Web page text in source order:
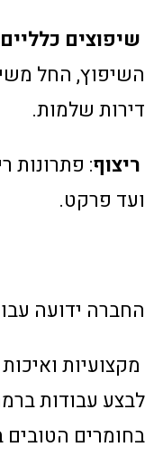
שיפוצים כלליים
השיפוץ, החל
דירות שלמות.
ריצוף: פתרונות
ועד פרקט.
החברה ידועה
מקצועיות
לבצע עבודות
בחומרים הטובים